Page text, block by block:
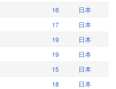
16
日本
17
日本
19
日本
19
日本
15
日本
18
日本